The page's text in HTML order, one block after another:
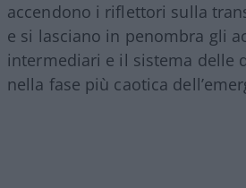
accendono i riflettori sulla
e si lasciano in penombra gli
intermediari e il sistema delle
nella fase più caotica